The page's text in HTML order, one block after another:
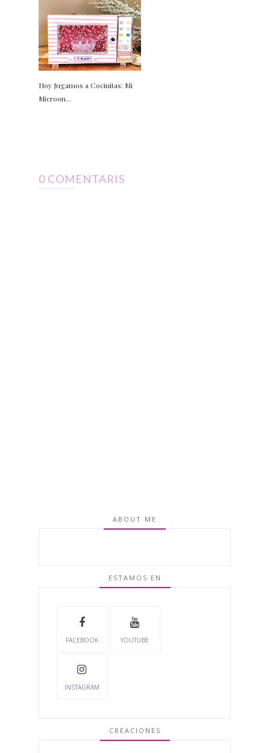
Hoy Jugamos a Cocinitas: Mi
Microon...
0 COMENTARIS
ABOUT ME
ESTAMOS EN
FACEBOOK YOUTUBE
INSTAGRAM
CREACIONES